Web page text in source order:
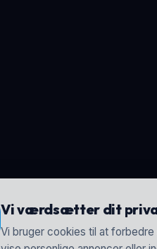
Vi værdsætter dit
Vi bruger cookies til at